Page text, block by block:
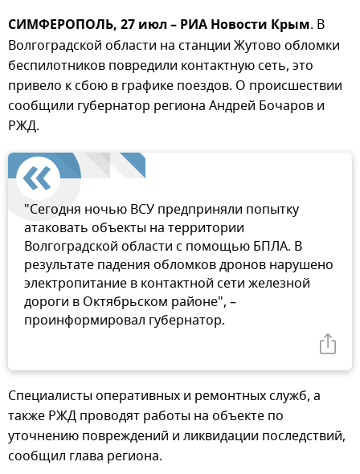
СИМФЕРОПОЛЬ, 27 июл – РИА Новости Крым. В
Волгоградской области на станции Жутово обломки
беспилотников повредили контактную сеть, это
привело к сбою в графике поездов. О происшествии
сообщили губернатор региона Андрей Бочаров и
РЖД.
"Сегодня ночью ВСУ предприняли попытку
атаковать объекты на территории
Волгоградской области с помощью БПЛА. В
результате падения обломков дронов нарушено
электропитание в контактной сети железной
дороги в Октябрьском районе", –
проинформировал губернатор.
Специалисты оперативных и ремонтных служб, а
также РЖД проводят работы на объекте по
уточнению повреждений и ликвидации последствий,
сообщил глава региона.